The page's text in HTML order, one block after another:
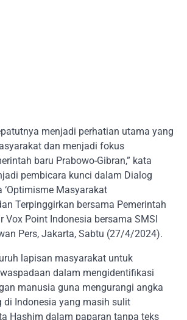
menjadi perhatian utama yang
dan menjadi fokus
baru Prabowo-Gibran,” kata
pembicara kunci dalam Dialog
‘Optimisme Masyarakat
Terpinggirkan bersama Pemerintah
Vox Point Indonesia bersama SMSI
Pers, Jakarta, Sabtu (27/4/2024).
lapisan masyarakat untuk
dalam mengidentifikasi
manusia guna mengurangi angka
di Indonesia yang masih sulit
Hashim dalam paparan tanpa teks